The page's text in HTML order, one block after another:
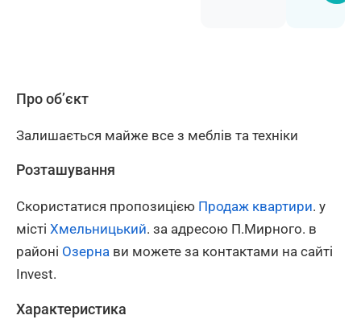
Про об’єкт
Залишається майже все з меблів та техніки
Розташування
Скористатися пропозицією Продаж квартири. у
місті Хмельницький. за адресою П.Мирного. в
районі Озерна ви можете за контактами на сайті
Invest.
Характеристика